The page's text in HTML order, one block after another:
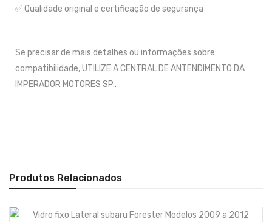
✅ Qualidade original e certificação de segurança
Se precisar de mais detalhes ou informações sobre
compatibilidade, UTILIZE A CENTRAL DE ANTENDIMENTO DA
IMPERADOR MOTORES SP..
Produtos Relacionados